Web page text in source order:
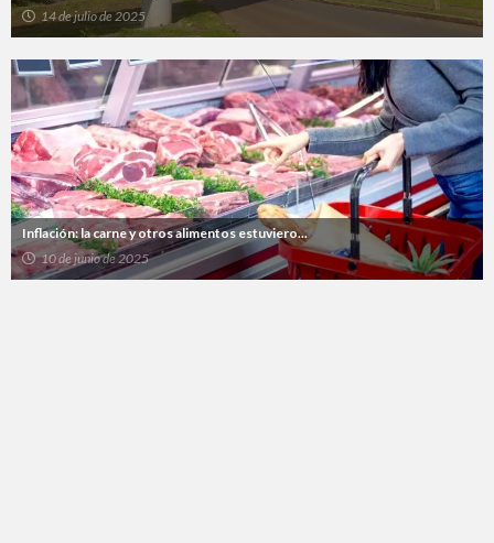
14 de julio de 2025
Inflación: la carne y otros alimentos estuviero...
10 de junio de 2025